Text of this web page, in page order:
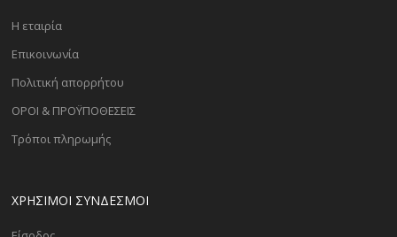
Η εταιρία
Επικοινωνία
Πολιτική απορρήτου
ΟΡΟΙ & ΠΡΟΫΠΟΘΕΣΕΙΣ
Τρόποι πληρωμής
ΧΡΗΣΙΜΟΙ ΣΥΝΔΕΣΜΟΙ